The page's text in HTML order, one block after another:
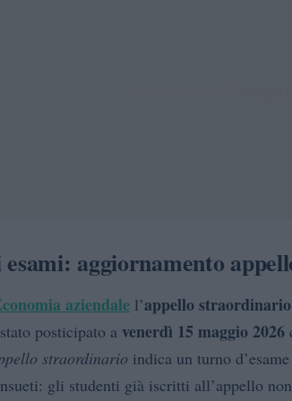
esami: aggiornamento
aziendale l’appello straordinario
posticipato a venerdì 15 maggio 2026
straordinario indica un turno
gli studenti già iscritti all’appello